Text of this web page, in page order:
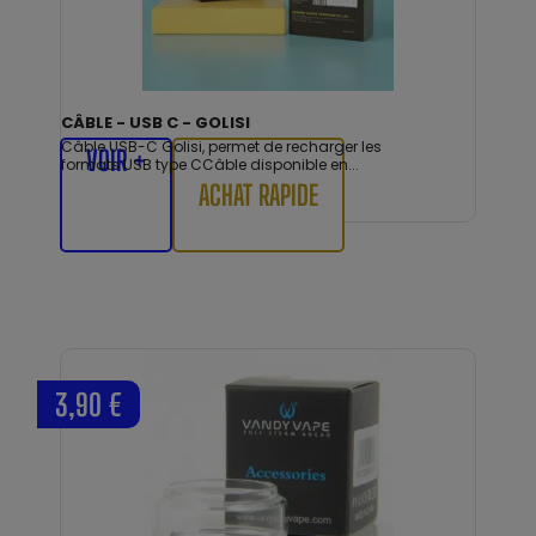
CÂBLE - USB C - GOLISI
Câble USB-C Golisi, permet de recharger les
formats USB type CCâble disponible en...
VOIR +
ACHAT RAPIDE
3,90 €